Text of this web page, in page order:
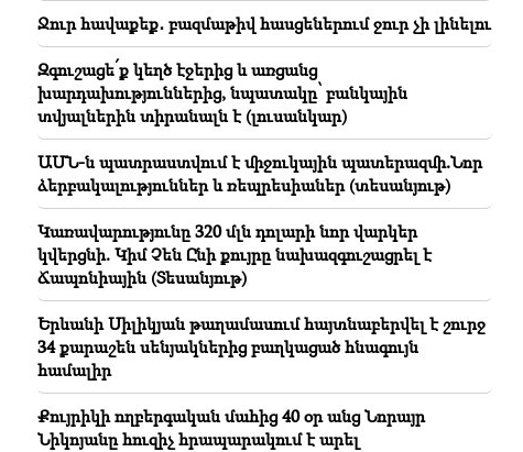
«ինադու». էս իշխանությունը հանուն երկրի ոչինչ չի
անում (տեսանյութ)
20:21
Եթե նման գործելակերպը շարունակվի ՌԴ-ն իր
զբոսաշրջիկներին խորհուրդ կտա չայցելել
Հայաստան. Մատվիենկո
20:05
Նոր մեղադրանք՝ Գագիկ Ծառուկյանին. Թրամփը
ընտրել է իր իրավահաջորդին (տեսանյութ)
19:46
Գումարը կհոսի այս կենդանակերպի նշանների
ձեռքը. ո՞վ կհարստանա
19:37 Կարևոր
Ազատություն Բաքվի բանտերում գտնվող բոլոր
հայերին․ Աբրահամյան
Ջուր հավաքեք․ բազմաթիվ հասցեներում ջուր չի լինելու
Զգուշացե՛ք կեղծ էջերից և առցանց
խարդախություններից, նպատակը՝ բանկային
տվյալներին տիրանալն է (լուսանկար)
ԱՄՆ-ն պատրաստվում է միջուկային պատերազմի.Նոր
ձերբակալություններ և ռեպրեսիաներ (տեսանյութ)
Կառավարությունը 320 մլն դոլարի նոր վարկեր
կվերցնի. Կիմ Չեն Ընի քույրը նախազգուշացրել է
Ճապոնիային (Տեսանյութ)
Երևանի Սիլիկյան թաղամասում հայտնաբերվել է շուրջ
34 քարաշեն սենյակներից բաղկացած հնագույն
համալիր
Քույրիկի ողբերգական մահից 40 օր անց Նորայր
Նիկոյանը հուզիչ հրապարակում է արել